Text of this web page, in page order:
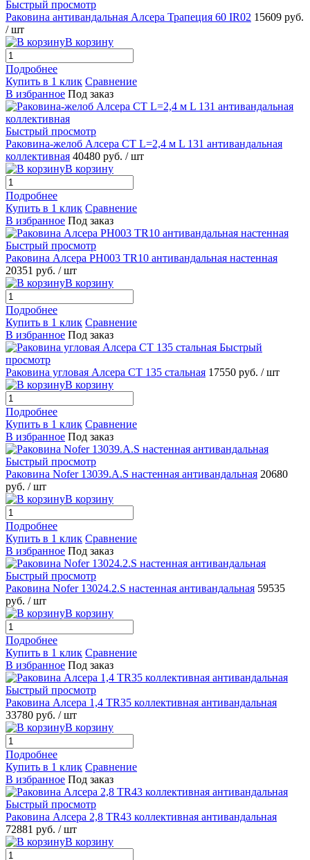
Быстрый просмотр
Раковина антивандальная Алсера Трапеция 60 IR02 15609 руб.
/ шт
В корзину
Подробнее
Купить в 1 клик Сравнение
В избранное Под заказ
Быстрый просмотр
Раковина-желоб Алсера СТ L=2,4 м L 131 антивандальная
коллективная 40480 руб. / шт
В корзину
Подробнее
Купить в 1 клик Сравнение
В избранное Под заказ
Быстрый просмотр
Раковина Алсера PH003 TR10 антивандальная настенная
20351 руб. / шт
В корзину
Подробнее
Купить в 1 клик Сравнение
В избранное Под заказ
Быстрый
просмотр
Раковина угловая Алсера СТ 135 стальная 17550 руб. / шт
В корзину
Подробнее
Купить в 1 клик Сравнение
В избранное Под заказ
Быстрый просмотр
Раковина Nofer 13039.A.S настенная антивандальная 20680
руб. / шт
В корзину
Подробнее
Купить в 1 клик Сравнение
В избранное Под заказ
Быстрый просмотр
Раковина Nofer 13024.2.S настенная антивандальная 59535
руб. / шт
В корзину
Подробнее
Купить в 1 клик Сравнение
В избранное Под заказ
Быстрый просмотр
Раковина Алсера 1,4 TR35 коллективная антивандальная
33780 руб. / шт
В корзину
Подробнее
Купить в 1 клик Сравнение
В избранное Под заказ
Быстрый просмотр
Раковина Алсера 2,8 TR43 коллективная антивандальная
72881 руб. / шт
В корзину